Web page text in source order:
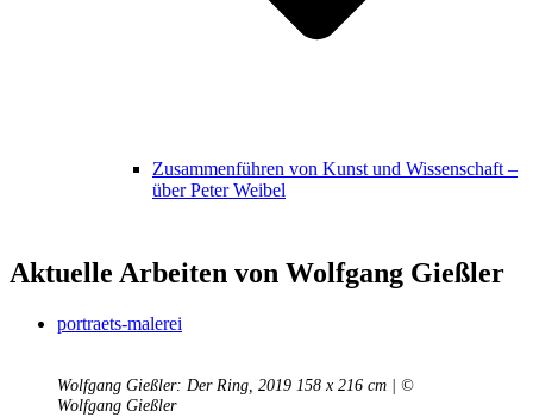
Zusammenführen von Kunst und Wissenschaft –
über Peter Weibel
Aktuelle Arbeiten von Wolfgang Gießler
portraets-malerei
Wolfgang Gießler: Der Ring, 2019 158 x 216 cm | ©
Wolfgang Gießler